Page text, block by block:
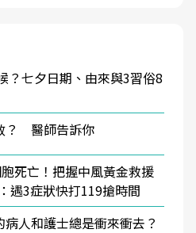
？七夕日期、由來與3習俗8
？ 醫師告訴你
死亡！把握中風黃金救援
遇3症狀快打119搶時間
人和護士總是衝來衝去？